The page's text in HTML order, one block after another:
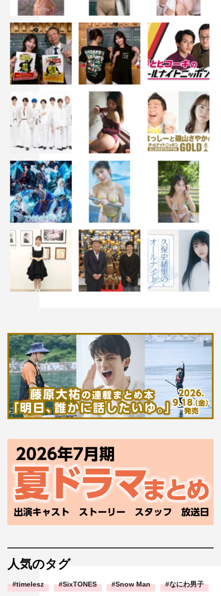
人気のタグ
timelesz SixTONES Snow Man なにわ男子